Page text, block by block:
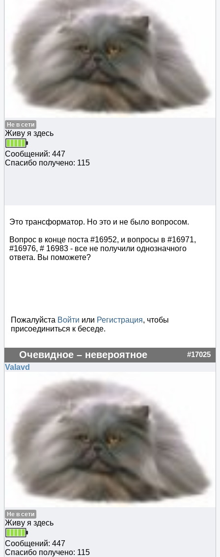
Не в сети
Живу я здесь
Сообщений: 447
Спасибо получено: 115
Это трансформатор. Но это и не было вопросом.
Вопрос в конце поста #16952, и вопросы в #16971,
#16976, # 16983 - все не получили однозначного
ответа. Вы поможете?
Пожалуйста Войти или Регистрация, чтобы
присоединиться к беседе.
Очевидное – невероятное #17025
Valavd
Не в сети
Живу я здесь
Сообщений: 447
Спасибо получено: 115